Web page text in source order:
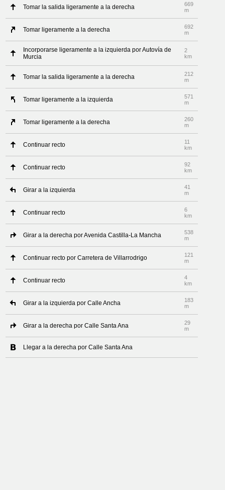
Tomar la salida ligeramente a la derecha
669
m
Tomar ligeramente a la derecha
692
m
Incorporarse ligeramente a la izquierda por Autovía de
Murcia
2
km
Tomar la salida ligeramente a la derecha
212
m
Tomar ligeramente a la izquierda
571
m
Tomar ligeramente a la derecha
260
m
Continuar recto
11
km
Continuar recto
92
km
Girar a la izquierda
41
m
Continuar recto
6
km
Girar a la derecha por Avenida Castilla-La Mancha
538
m
Continuar recto por Carretera de Villarrodrigo
121
m
Continuar recto
4
km
Girar a la izquierda por Calle Ancha
183
m
Girar a la derecha por Calle Santa Ana
29
m
Llegar a la derecha por Calle Santa Ana